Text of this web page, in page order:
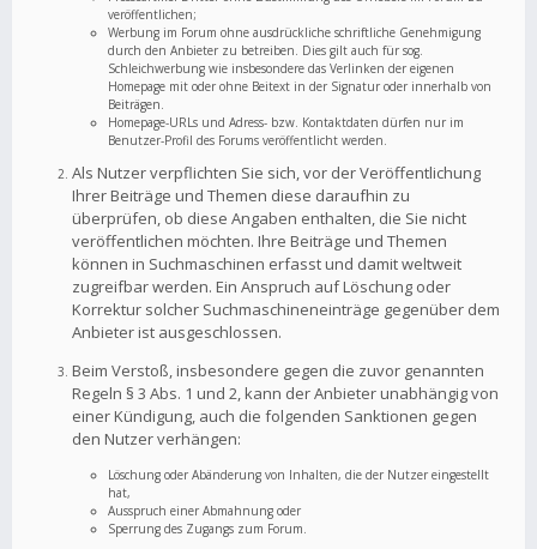
veröffentlichen;
Werbung im Forum ohne ausdrückliche schriftliche Genehmigung
durch den Anbieter zu betreiben. Dies gilt auch für sog.
Schleichwerbung wie insbesondere das Verlinken der eigenen
Homepage mit oder ohne Beitext in der Signatur oder innerhalb von
Beiträgen.
Homepage-URLs und Adress- bzw. Kontaktdaten dürfen nur im
Benutzer-Profil des Forums veröffentlicht werden.
Als Nutzer verpflichten Sie sich, vor der Veröffentlichung
Ihrer Beiträge und Themen diese daraufhin zu
überprüfen, ob diese Angaben enthalten, die Sie nicht
veröffentlichen möchten. Ihre Beiträge und Themen
können in Suchmaschinen erfasst und damit weltweit
zugreifbar werden. Ein Anspruch auf Löschung oder
Korrektur solcher Suchmaschineneinträge gegenüber dem
Anbieter ist ausgeschlossen.
Beim Verstoß, insbesondere gegen die zuvor genannten
Regeln § 3 Abs. 1 und 2, kann der Anbieter unabhängig von
einer Kündigung, auch die folgenden Sanktionen gegen
den Nutzer verhängen:
Löschung oder Abänderung von Inhalten, die der Nutzer eingestellt
hat,
Ausspruch einer Abmahnung oder
Sperrung des Zugangs zum Forum.